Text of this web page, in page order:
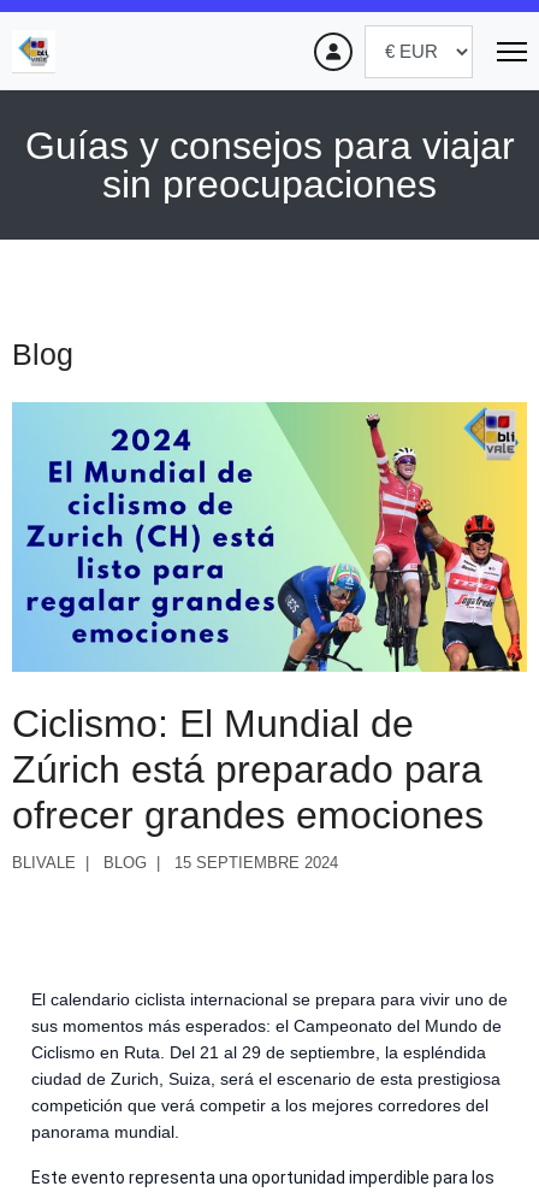
Guías y consejos para viajar
sin preocupaciones
Blog
Ciclismo: El Mundial de
Zúrich está preparado para
ofrecer grandes emociones
BLIVALE BLOG 15 SEPTIEMBRE 2024
El calendario ciclista internacional se prepara para vivir uno de
sus momentos más esperados: el Campeonato del Mundo de
Ciclismo en Ruta. Del 21 al 29 de septiembre, la espléndida
ciudad de Zurich, Suiza, será el escenario de esta prestigiosa
competición que verá competir a los mejores corredores del
panorama mundial.
Este evento representa una oportunidad imperdible para los